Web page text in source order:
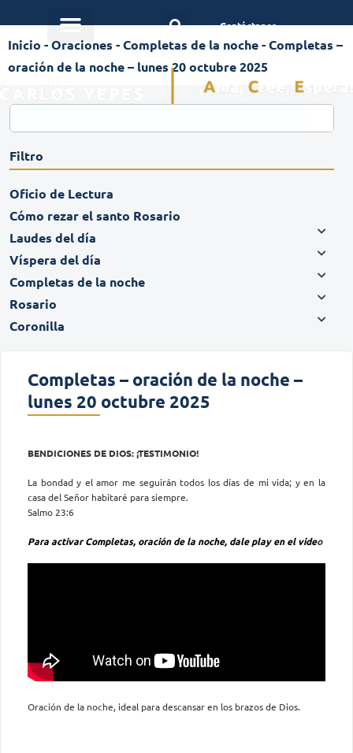
Contáctanos
Inicio -Oraciones -Completas de la noche-Completas –
oración de la noche – lunes 20 octubre 2025
Filtro
Oficio de Lectura
Cómo rezar el santo Rosario
Laudes del día
Víspera del día
Completas de la noche
Rosario
Coronilla
Completas – oración de la noche –
lunes 20 octubre 2025
BENDICIONES DE DIOS: ¡TESTIMONIO!
La bondad y el amor me seguirán todos los días de mi vida; y en la
casa del Señor habitaré para siempre.
Salmo 23:6
Para activar Completas, oración de la noche, dale play en el video
Oración de la noche, ideal para descansar en los brazos de Dios.